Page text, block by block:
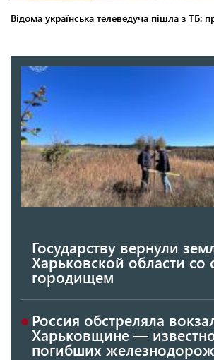
Государству вернули
Харьковской области со
городищем
Россия обстреляла
Харьковщине —
погибших